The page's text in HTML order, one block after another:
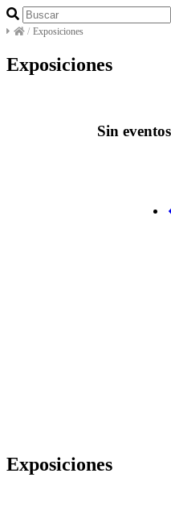
/ Exposiciones
Exposiciones
Sin
Exposiciones